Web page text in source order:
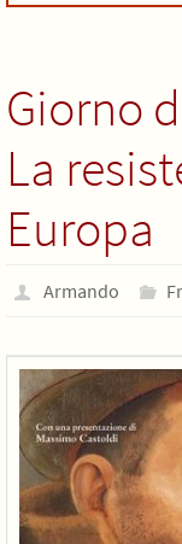
Giorno
La
Europa
Armando